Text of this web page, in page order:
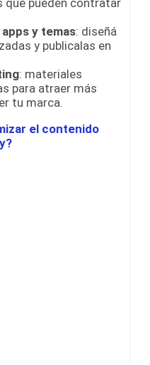
y temas: diseñá
y publicalas en
: materiales
para atraer más
tu marca.
el contenido